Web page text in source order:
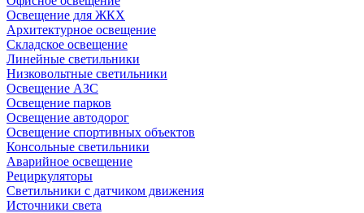
Освещение для ЖКХ
Архитектурное освещение
Складское освещение
Линейные светильники
Низковольтные светильники
Освещение АЗС
Освещение парков
Освещение автодорог
Освещение спортивных объектов
Консольные светильники
Аварийное освещение
Рециркуляторы
Светильники с датчиком движения
Источники света